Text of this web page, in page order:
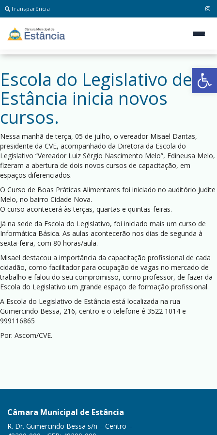
Transparência
Escola do Legislativo de
Estância inicia novos
cursos.
Nessa manhã de terça, 05 de julho, o vereador Misael Dantas,
presidente da CVE, acompanhado da Diretora da Escola do
Legislativo “Vereador Luiz Sérgio Nascimento Melo”, Edineusa Melo,
fizeram a abertura de dois novos cursos de capacitação, em
espaços diferenciados.
O Curso de Boas Práticas Alimentares foi iniciado no auditório Judite
Melo, no bairro Cidade Nova.
O curso acontecerá às terças, quartas e quintas-feiras.
Já na sede da Escola do Legislativo, foi iniciado mais um curso de
Informática Básica. As aulas acontecerão nos dias de segunda à
sexta-feira, com 80 horas/aula.
Misael destacou a importância da capacitação profissional de cada
cidadão, como facilitador para ocupação de vagas no mercado de
trabalho e falou do seu compromisso, como professor, de fazer da
Escola do Legislativo um grande espaço de formação profissional.
A Escola do Legislativo de Estância está localizada na rua
Gumercindo Bessa, 216, centro e o telefone é 3522 1014 e
999116865
Por: Ascom/CVE.
Câmara Municipal de Estância
R. Dr. Gumercindo Bessa s/n – Centro –